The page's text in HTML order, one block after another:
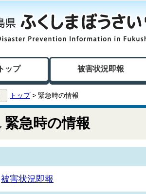
トップ 被害状況即報
トップ> 緊急時の情報
緊急時の情報
被害状況即報